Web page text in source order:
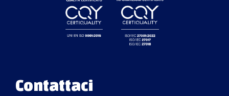
Contattaci